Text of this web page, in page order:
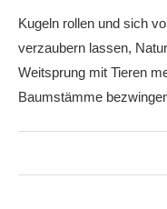
Kugeln rollen und sich
verzaubern lassen,
Weitsprung mit Tieren
Baumstämme